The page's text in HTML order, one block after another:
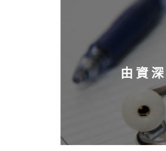
由資深